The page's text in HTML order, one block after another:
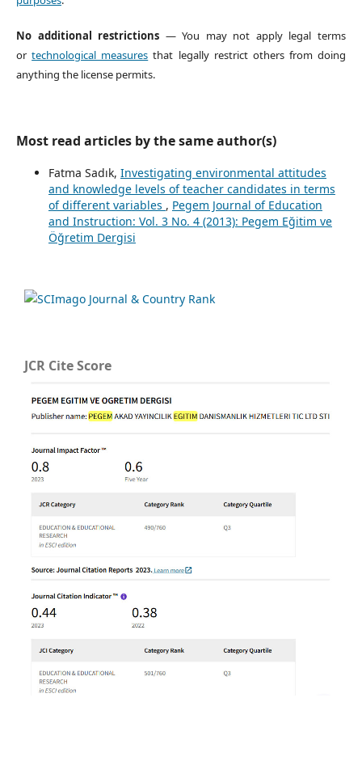
No additional restrictions — You may not apply legal terms
ortechnological measures that legally restrict others from doing
anything the license permits.
Most read articles by the same author(s)
Fatma Sadık, Investigating environmental attitudes
and knowledge levels of teacher candidates in terms
of different variables , Pegem Journal of Education
and Instruction: Vol. 3 No. 4 (2013): Pegem Eğitim ve
Öğretim Dergisi
JCR Cite Score